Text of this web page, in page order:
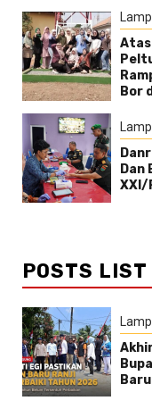
Bor
Dan
XXI/
POSTS LIST